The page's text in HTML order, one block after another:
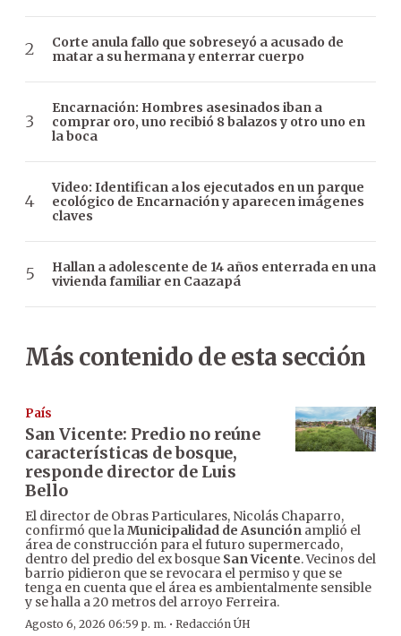
Corte anula fallo que sobreseyó a acusado de
matar a su hermana y enterrar cuerpo
Encarnación: Hombres asesinados iban a
comprar oro, uno recibió 8 balazos y otro uno en
la boca
Video: Identifican a los ejecutados en un parque
ecológico de Encarnación y aparecen imágenes
claves
Hallan a adolescente de 14 años enterrada en una
vivienda familiar en Caazapá
Más contenido de esta sección
País
San Vicente: Predio no reúne
características de bosque,
responde director de Luis
Bello
El director de Obras Particulares, Nicolás Chaparro,
confirmó que la Municipalidad de Asunción amplió el
área de construcción para el futuro supermercado,
dentro del predio del ex bosque San Vicente. Vecinos del
barrio pidieron que se revocara el permiso y que se
tenga en cuenta que el área es ambientalmente sensible
y se halla a 20 metros del arroyo Ferreira.
Agosto 6, 2026 06:59 p. m. · Redacción ÚH